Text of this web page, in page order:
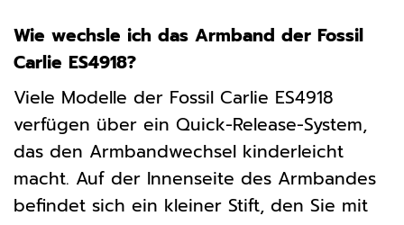
Wie wechsle ich das Armband der Fossil
Carlie ES4918?
Viele Modelle der Fossil Carlie ES4918
verfügen über ein Quick-Release-System,
das den Armbandwechsel kinderleicht
macht. Auf der Innenseite des Armbandes
befindet sich ein kleiner Stift, den Sie mit